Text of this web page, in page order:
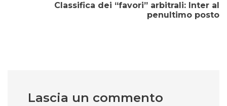
Classifica dei “favori” arbitrali: Inter al
penultimo posto
Lascia un commento